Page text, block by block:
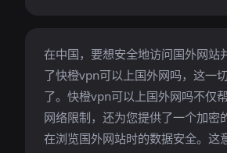
在中国，要想安全地访问国外网站
了快橙vpn可以上国外网吗，这一
了。快橙vpn可以上国外网吗不仅
网络限制，还为您提供了一个加密
在浏览国外网站时的数据安全。这